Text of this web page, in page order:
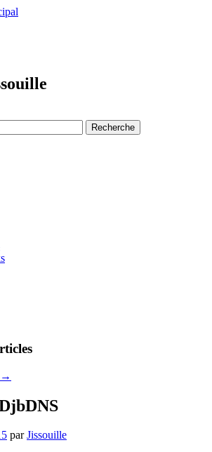
→
parJissouille